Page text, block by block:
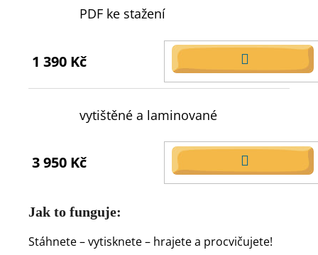
PDF ke stažení
1 390 Kč
DO
KOŠÍKU
vytištěné a laminované
3 950 Kč
DO
KOŠÍKU
Jak to funguje:
Stáhnete – vytisknete – hrajete a procvičujete!